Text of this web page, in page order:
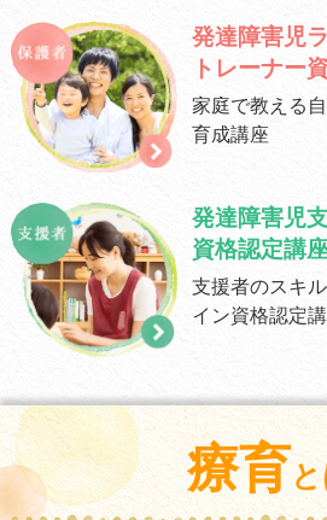
発達障害児
トレーナー
家庭で教える
育成講座
発達障害児
資格認定講
支援者のスキ
イン資格認定
療育